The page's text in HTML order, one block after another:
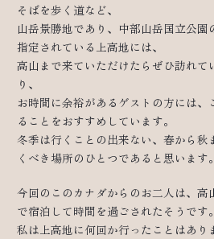
そばを歩く道など、
山岳景勝地であり、中部山岳国立公園
指定されている上高地には、
高山まで来ていただけたらぜひ訪れて
り、
お時間に余裕があるゲストの方には
ることをおすすめしています。
冬季は行くことの出来ない、春から
くべき場所のひとつであると思います。
今回のこのカナダからのお二人は、高
で宿泊して時間を過ごされたそうです。
私は上高地に何回か行ったことはあり